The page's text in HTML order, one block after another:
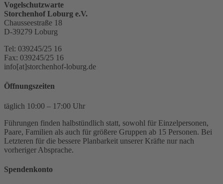
Vogelschutzwarte
Storchenhof Loburg e.V.
Chausseestraße 18
D-39279 Loburg
Tel: 039245/25 16
Fax: 039245/25 16
info[at]storchenhof-loburg.de
Öffnungszeiten
täglich 10:00 – 17:00 Uhr
Führungen finden halbstündlich statt, sowohl für Einzelpersonen,
Paare, Familien als auch für größere Gruppen ab 15 Personen. Bei
Letzteren für die bessere Planbarkeit unserer Kräfte nur nach
vorheriger Absprache.
Spendenkonto